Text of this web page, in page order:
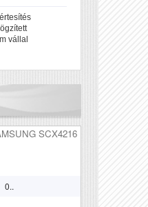
vállal
SCX4216
0..